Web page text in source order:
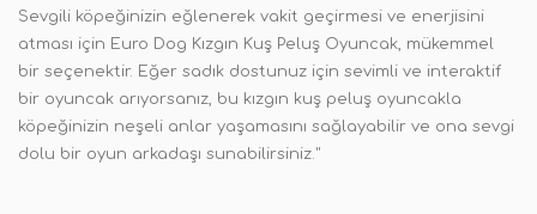
Sevgili köpeğinizin eğlenerek vakit geçirmesi ve enerjisini
atması için Euro Dog Kızgın Kuş Peluş Oyuncak, mükemmel
bir seçenektir. Eğer sadık dostunuz için sevimli ve interaktif
bir oyuncak arıyorsanız, bu kızgın kuş peluş oyuncakla
köpeğinizin neşeli anlar yaşamasını sağlayabilir ve ona sevgi
dolu bir oyun arkadaşı sunabilirsiniz."